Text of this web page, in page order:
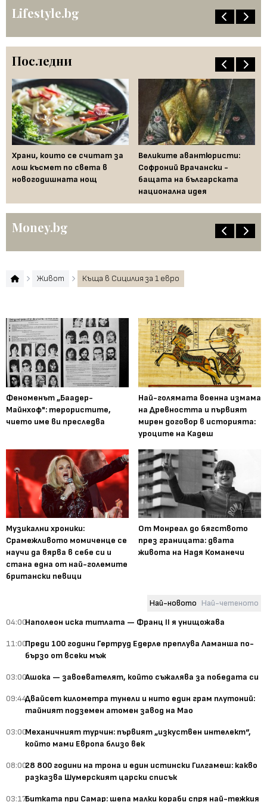
Lifestyle.bg
Последни
Храни, които се считат за
лош късмет по света в
новогодишната нощ
Великите авантюристи:
Софроний Врачански -
бащата на българската
национална идея
Money.bg
Живот Къща в Сицилия за 1 евро
Феноменът „Баадер-
Майнхоф": терористите,
чието име ви преследва
Най-голямата военна измама
на Древността и първият
мирен договор в историята:
уроците на Кадеш
Музикални хроники:
Срамежливото момиченце се
научи да вярва в себе си и
стана една от най-големите
британски певици
От Монреал до бягството
през границата: двата
живота на Надя Команечи
Най-новото Най-четеното
04:00Наполеон иска титлата — Франц II я унищожава
11:00Преди 100 години Гертруд Едерле преплува Ламанша по-
бързо от всеки мъж
03:00Ашока — завоевателят, който съжалява за победата си
09:44Двайсет километра тунели и нито един грам плутоний:
тайният подземен атомен завод на Мао
03:00Механичният турчин: първият „изкуствен интелект“,
който мами Европа близо век
08:0028 800 години на трона и един истински Гилгамеш: какво
разказва Шумерският царски списък
03:17Битката при Самар: шепа малки кораби спря най-тежкия